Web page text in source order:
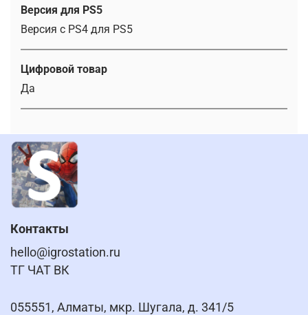
Версия для PS5
Версия с PS4 для PS5
Цифровой товар
Да
Контакты
hello@igrostation.ru
ТГ ЧАТ ВК
055551, Алматы, мкр. Шугала, д. 341/5